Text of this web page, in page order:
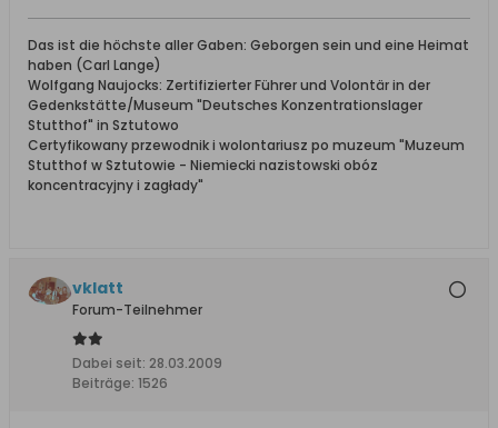
Das ist die höchste aller Gaben: Geborgen sein und eine Heimat
haben (Carl Lange)
Wolfgang Naujocks: Zertifizierter Führer und Volontär in der
Gedenkstätte/Museum "Deutsches Konzentrationslager
Stutthof" in Sztutowo
Certyfikowany przewodnik i wolontariusz po muzeum "Muzeum
Stutthof w Sztutowie - Niemiecki nazistowski obóz
koncentracyjny i zagłady"
vklatt
Forum-Teilnehmer
Dabei seit: 28.03.2009
Beiträge: 1526